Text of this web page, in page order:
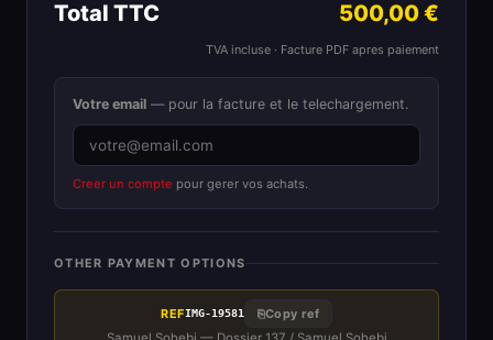
Total TTC 500,00 €
TVA incluse · Facture PDF apres paiement
Votre email — pour la facture et le telechargement.
Creer un compte pour gerer vos achats.
OTHER PAYMENT OPTIONS
REFIMG-19581 ⎘Copy ref